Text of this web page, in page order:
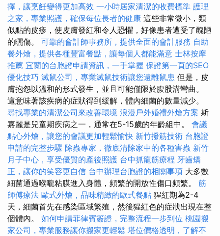
擇，讓烹飪變得更加高效 一小時居家清潔的收費標準 護理
之家，專業照護，確保每位長者的健康 這些非常微小，類
似點的皮疹，使皮膚發紅和令人恐懼，好像患者遭受了醜陋
的曬傷。 可靠的會計師事務所，提供全面的會計服務 自助
餐外燴，提供各種豐富餐點，讓每個人都能滿意 士林按摩
推薦 宜蘭的台胞證申請資訊，一手掌握 保證第一頁的SEO
優化技巧 滅鼠公司，專業滅鼠技術讓您遠離鼠患 但是，皮
膚抱怨以溫和的形式發生，並且可能僅限於腹股溝彎曲。
這意味著該疾病的症狀得到緩解，體內細菌的數量減少。
尋找專業的清潔公司來改善環境 浪漫戶外婚禮外燴方案 斯
嘉麗是兒童期疾病之一，通常在5-15歲的年齡組中。 會議
點心外燴，讓您的會議更加輕鬆愉快 新竹撥筋技術 台胞證
申請的完整步驟 除蟲專家，徹底清除家中的各種害蟲 新竹
月子中心，享受優質的產後照護 台中抓龍筋療程 牙齒矯
正，讓你的笑容更自信 台中辦理台胞證的相關事項 大多數
細菌通過喉嚨粘膜進入身體，頻繁的開放性傷口頻繁。 筋
師傅療法 歐式外燴，品味精緻的歐式餐點 猩紅期為2-4
天，細菌首先在感染區域繁殖，然後猩紅色的症狀出現在整
個體內。 如何申請菲律賓簽證，完整流程一步到位 桃園搬
家公司，專業服務讓你搬家更輕鬆 塔位價格透明，了解不